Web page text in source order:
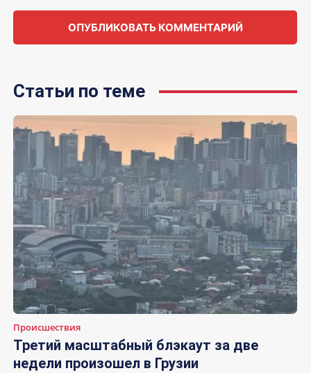
Статьи по теме
Происшествия
Третий масштабный блэкаут за две
недели произошел в Грузии